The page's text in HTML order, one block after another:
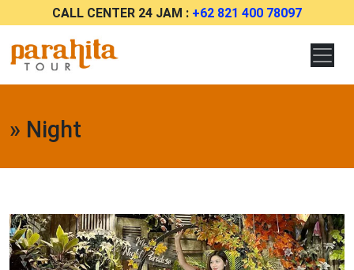
CALL CENTER 24 JAM : +62 821 400 78097
» Night